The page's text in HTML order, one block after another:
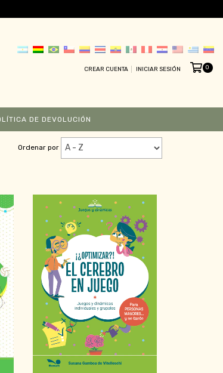
CREAR CUENTA INICIAR SESIÓN 0
DE DEVOLUCIÓN
Ordenar por